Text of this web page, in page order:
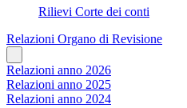
Rilievi Corte dei conti
Relazioni Organo di Revisione
Relazioni anno 2026
Relazioni anno 2025
Relazioni anno 2024